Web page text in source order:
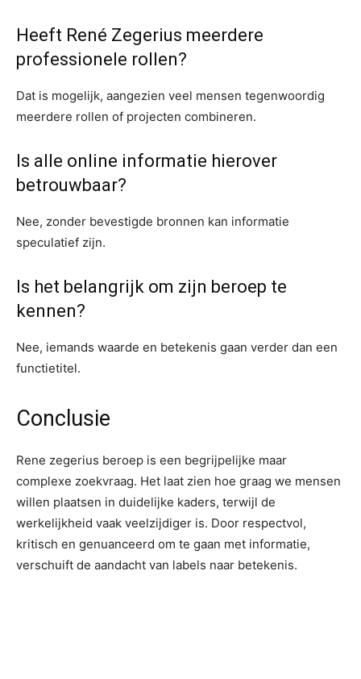
Heeft René Zegerius meerdere
professionele rollen?
Dat is mogelijk, aangezien veel mensen tegenwoordig
meerdere rollen of projecten combineren.
Is alle online informatie hierover
betrouwbaar?
Nee, zonder bevestigde bronnen kan informatie
speculatief zijn.
Is het belangrijk om zijn beroep te
kennen?
Nee, iemands waarde en betekenis gaan verder dan een
functietitel.
Conclusie
Rene zegerius beroep is een begrijpelijke maar
complexe zoekvraag. Het laat zien hoe graag we mensen
willen plaatsen in duidelijke kaders, terwijl de
werkelijkheid vaak veelzijdiger is. Door respectvol,
kritisch en genuanceerd om te gaan met informatie,
verschuift de aandacht van labels naar betekenis.